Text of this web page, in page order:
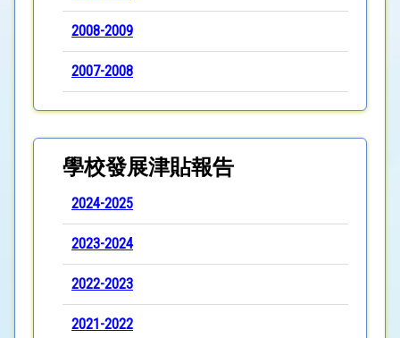
2008-2009
2007-2008
學校發展津貼報告
2024-2025
2023-2024
2022-2023
2021-2022